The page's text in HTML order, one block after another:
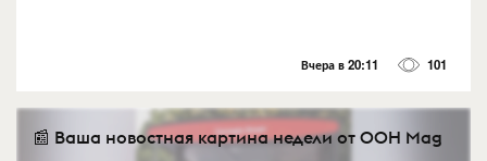
Вчера в 20:11 101
📰 Ваша новостная картина недели от OOH Mag